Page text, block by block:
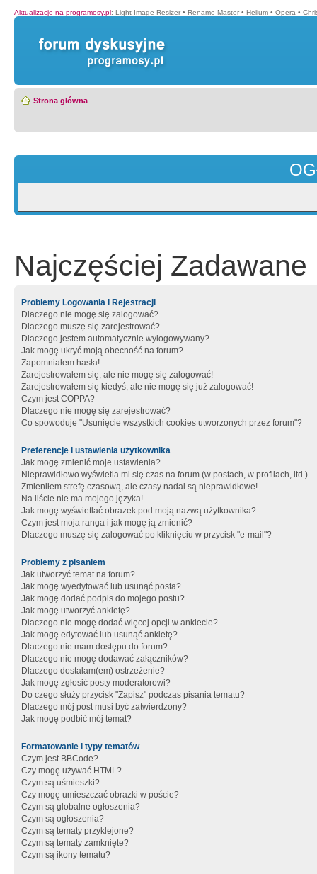
Aktualizacje na programosy.pl: Light Image Resizer • Rename Master • Helium • Opera •
Strona główna
Najczęściej Zadawane
Problemy Logowania i Rejestracji
Dlaczego nie mogę się zalogować?
Dlaczego muszę się zarejestrować?
Dlaczego jestem automatycznie wylogowywany?
Jak mogę ukryć moją obecność na forum?
Zapomniałem hasła!
Zarejestrowałem się, ale nie mogę się zalogować!
Zarejestrowałem się kiedyś, ale nie mogę się już zalogować!
Czym jest COPPA?
Dlaczego nie mogę się zarejestrować?
Co spowoduje "Usunięcie wszystkich cookies utworzonych przez forum"?
Preferencje i ustawienia użytkownika
Jak mogę zmienić moje ustawienia?
Nieprawidłowo wyświetla mi się czas na forum (w postach, w profilach, itd.)
Zmieniłem strefę czasową, ale czasy nadal są nieprawidłowe!
Na liście nie ma mojego języka!
Jak mogę wyświetlać obrazek pod moją nazwą użytkownika?
Czym jest moja ranga i jak mogę ją zmienić?
Dlaczego muszę się zalogować po kliknięciu w przycisk "e-mail"?
Problemy z pisaniem
Jak utworzyć temat na forum?
Jak mogę wyedytować lub usunąć posta?
Jak mogę dodać podpis do mojego postu?
Jak mogę utworzyć ankietę?
Dlaczego nie mogę dodać więcej opcji w ankiecie?
Jak mogę edytować lub usunąć ankietę?
Dlaczego nie mam dostępu do forum?
Dlaczego nie mogę dodawać załączników?
Dlaczego dostałam(em) ostrzeżenie?
Jak mogę zgłosić posty moderatorowi?
Do czego służy przycisk "Zapisz" podczas pisania tematu?
Dlaczego mój post musi być zatwierdzony?
Jak mogę podbić mój temat?
Formatowanie i typy tematów
Czym jest BBCode?
Czy mogę używać HTML?
Czym są uśmieszki?
Czy mogę umieszczać obrazki w poście?
Czym są globalne ogłoszenia?
Czym są ogłoszenia?
Czym są tematy przyklejone?
Czym są tematy zamknięte?
Czym są ikony tematu?